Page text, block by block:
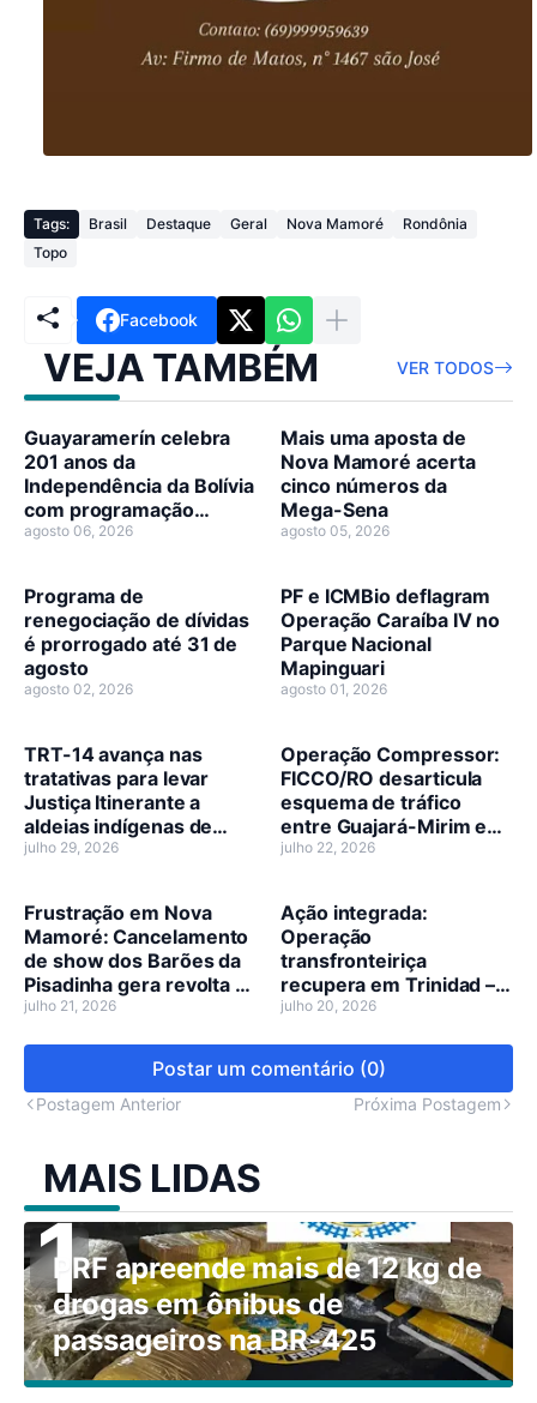
Tags: Brasil Destaque Geral Nova Mamoré
Rondônia
Topo
Facebook
VEJA TAMBÉM VER TODOS
Guayaramerín celebra
201 anos da
Independência da Bolívia
com programação
cívico-cultural
agosto 06, 2026
Mais uma aposta de
Nova Mamoré acerta
cinco números da
Mega-Sena
agosto 05, 2026
Programa de
renegociação de dívidas
é prorrogado até 31 de
agosto
agosto 02, 2026
PF e ICMBio deflagram
Operação Caraíba IV no
Parque Nacional
Mapinguari
agosto 01, 2026
TRT-14 avança nas
tratativas para levar
Justiça Itinerante a
aldeias indígenas de
Rondônia
julho 29, 2026
Operação Compressor:
FICCO/RO desarticula
esquema de tráfico
entre Guajará-Mirim e
Porto Velho
julho 22, 2026
Frustração em Nova
Mamoré: Cancelamento
de show dos Barões da
Pisadinha gera revolta e
desabafo do prefeito
julho 21, 2026
Ação integrada:
Operação
transfronteiriça
recupera em Trinidad –
Bolívia, veículo furtado
julho 20, 2026
Postar um comentário (0)
Postagem Anterior Próxima Postagem
MAIS LIDAS
PRF apreende mais de 12 kg de
drogas em ônibus de
passageiros na BR-425